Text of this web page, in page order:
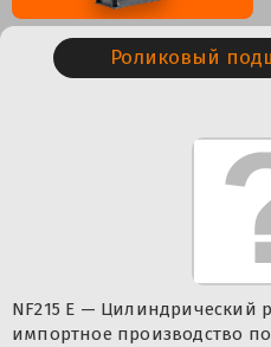
Роликовый
NF215 E — Цилиндрический
импортное производство по